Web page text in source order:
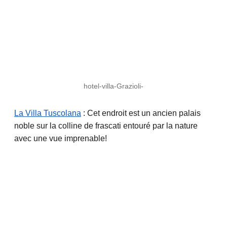
hotel-villa-Grazioli-
La Villa Tuscolana : Cet endroit est un ancien palais
noble sur la colline de frascati entouré par la nature
avec une vue imprenable!